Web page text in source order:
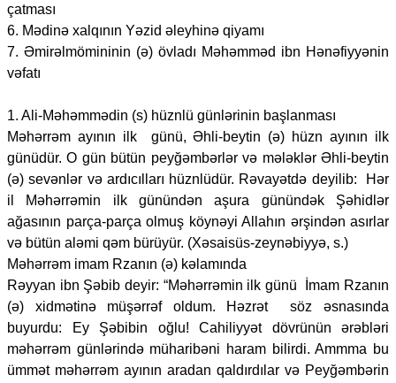
çatması
6. Mədinə xalqının Yəzid əleyhinə qiyamı
7. Əmirəlmömininin (ə) övladı Məhəmməd ibn Hənəfiyyənin
vəfatı
1. Ali-Məhəmmədin (s) hüznlü günlərinin başlanması
Məhərrəm ayının ilk günü, Əhli-beytin (ə) hüzn ayının ilk
günüdür. O gün bütün peyğəmbərlər və mələklər Əhli-beytin
(ə) sevənlər və ardıcılları hüznlüdür. Rəvayətdə deyilib: Hər
il Məhərrəmin ilk günündən aşura günündək Şəhidlər
ağasının parça-parça olmuş köynəyi Allahın ərşindən asırlar
və bütün aləmi qəm bürüyür. (Xəsaisüs-zeynəbiyyə, s.)
Məhərrəm imam Rzanın (ə) kəlamında
Rəyyan ibn Şəbib deyir: “Məhərrəmin ilk günü İmam Rzanın
(ə) xidmətinə müşərrəf oldum. Həzrət söz əsnasında
buyurdu: Ey Şəbibin oğlu! Cahiliyyət dövrünün ərəbləri
məhərrəm günlərində müharibəni haram bilirdi. Ammma bu
ümmət məhərrəm ayının aradan qaldırdılar və Peyğəmbərin